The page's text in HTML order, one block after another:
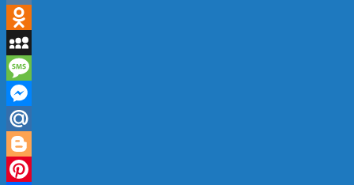
VK
Odnoklassniki
MySpace
Message
Messenger
Mail.Ru
Blogger